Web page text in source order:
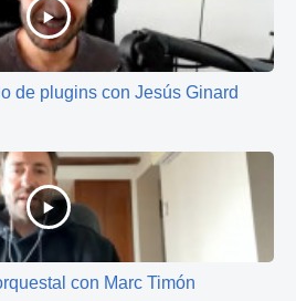
de plugins con Jesús Ginard
con Marc Timón